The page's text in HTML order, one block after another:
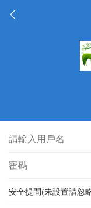
安全提問(未設置請忽